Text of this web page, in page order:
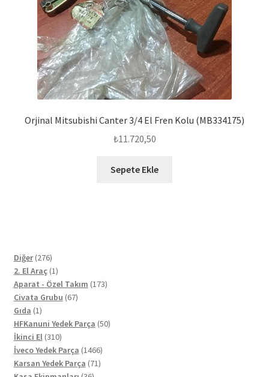
Orjinal Mitsubishi Canter 3/4 El Fren Kolu (MB334175)
₺11.720,50
Sepete Ekle
Diğer 276276
ürün
2. El Araç 11
ürün
Aparat - Özel Takım 173173
Civata Grubu 6767
Gıda 11
ürün
HFKanuni Yedek Parça 5050
İkinci El 310310
ürün
İveco Yedek Parça 14661466
ürün
Karsan Yedek Parça 7171